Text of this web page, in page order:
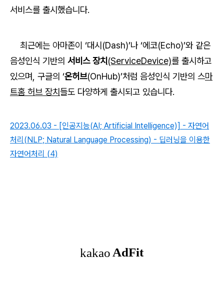
서비스를 출시했습니다.
최근에는 아마존이 ‘대시(Dash)’나 ‘에코(Echo)’와 같은
음성인식 기반의 서비스 장치(ServiceDevice)를 출시하고
있으며, 구글의 ‘온허브(OnHub)’처럼 음성인식 기반의 스마
트홈 허브 장치들도 다양하게 출시되고 있습니다.
2023.06.03 - [인공지능(AI; Artificial Intelligence)] - 자연어
처리(NLP; Natural Language Processing) - 딥러닝을 이용한
자연어처리 (4)